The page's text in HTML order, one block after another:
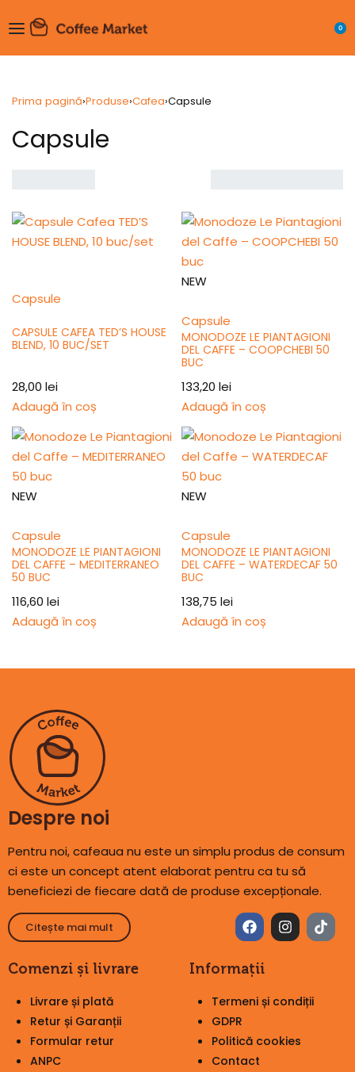
0
Prima pagină›Produse›Cafea›Capsule
Capsule
Sortare
implicită
Capsule
CAPSULE CAFEA TED’S HOUSE
BLEND, 10 BUC/SET
28,00 lei
Adaugă în coș
NEW
Capsule
MONODOZE LE PIANTAGIONI
DEL CAFFE – COOPCHEBI 50
BUC
133,20 lei
Adaugă în coș
NEW
Capsule
MONODOZE LE PIANTAGIONI
DEL CAFFE – MEDITERRANEO
50 BUC
116,60 lei
Adaugă în coș
NEW
Capsule
MONODOZE LE PIANTAGIONI
DEL CAFFE – WATERDECAF 50
BUC
138,75 lei
Adaugă în coș
Despre noi
Pentru noi, cafeaua nu este un simplu produs de consum
ci este un concept atent elaborat pentru ca tu să
beneficiezi de fiecare dată de produse excepționale.
Citește mai mult
Comenzi și livrare
Livrare și plată
Retur și Garanții
Formular retur
ANPC
Informații
Termeni și condiții
GDPR
Politică cookies
Contact